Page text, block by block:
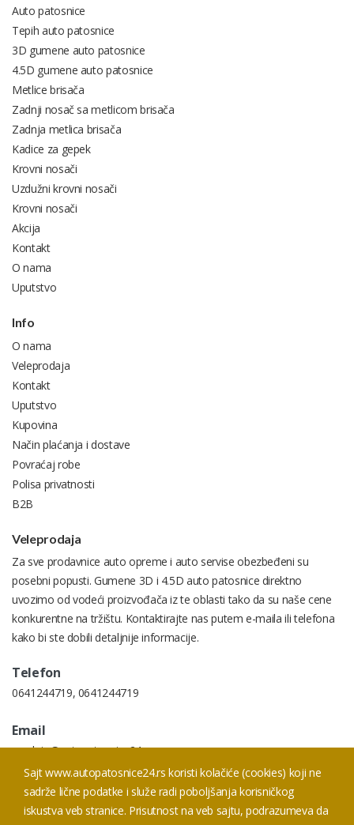
Sajt www.autopatosnice24.rs koristi kolačiće (cookies) koji ne
sadrže lične podatke i služe radi poboljšanja korisničkog
iskustva veb stranice. Prisutnost na veb sajtu, podrazumeva da
Auto patosnice
Tepih auto patosnice
3D gumene auto patosnice
4.5D gumene auto patosnice
Metlice brisača
Zadnji nosač sa metlicom brisača
Zadnja metlica brisača
Kadice za gepek
Krovni nosači
Uzdužni krovni nosači
Krovni nosači
Akcija
Kontakt
O nama
Uputstvo
Info
O nama
Veleprodaja
Kontakt
Uputstvo
Kupovina
Način plaćanja i dostave
Povraćaj robe
Polisa privatnosti
B2B
Veleprodaja
Za sve prodavnice auto opreme i auto servise obezbeđeni su
posebni popusti. Gumene 3D i 4.5D auto patosnice direktno
uvozimo od vodeći proizvođača iz te oblasti tako da su naše cene
konkurentne na tržištu. Kontaktirajte nas putem e-maila ili telefona
kako bi ste dobili detaljnije informacije.
Telefon
0641244719, 0641244719
Email
prodaja@autopatosnice24.rs
Addresa
Prodaja Smederevski put 20 I, 11050 Beograd